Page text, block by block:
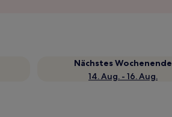
Nächstes Wochenende
14. Aug. - 16. Aug.